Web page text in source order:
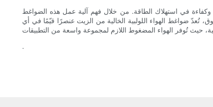
وكفاءة في استهلاك الطاقة. من خلال فهم آلية عمل هذه الضواغط
تُعدّ ضواغط الهواء اللولبية الخالية من الزيت عنصرًا قيّمًا في أي
.